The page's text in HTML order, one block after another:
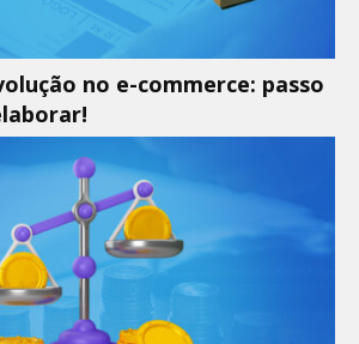
no e-commerce: passo